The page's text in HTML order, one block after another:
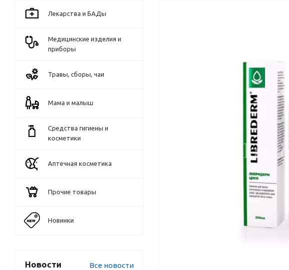
Лекарства и БАДы
Медицинские изделия и
приборы
Травы, сборы, чаи
Мама и малыш
Средства гигиены и
косметики
Аптечная косметика
Прочие товары
Новинки
Новости Все новости